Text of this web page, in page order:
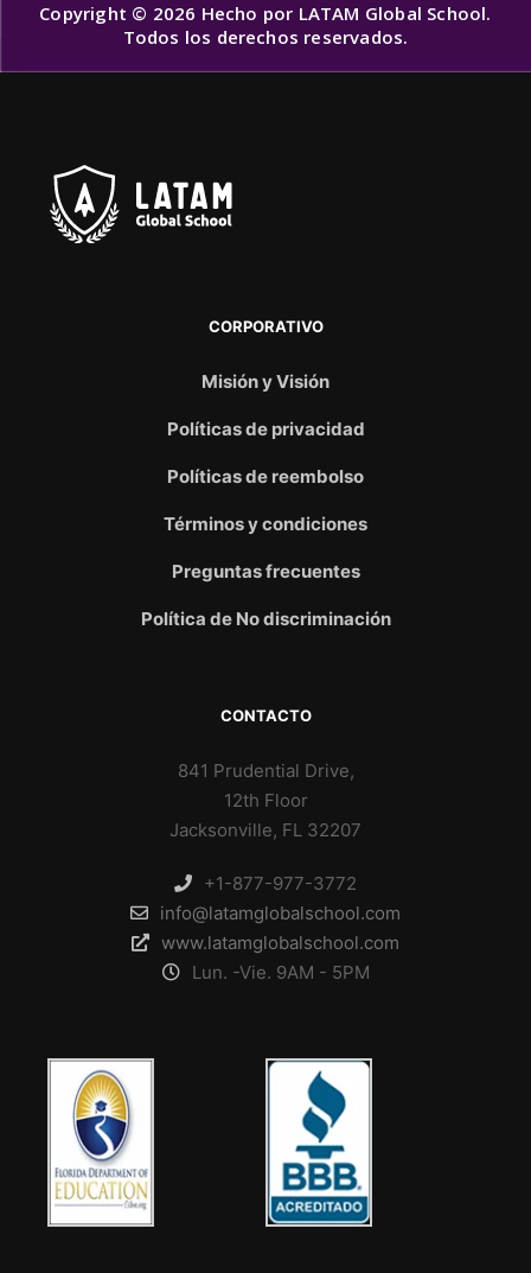
Copyright © 2026 Hecho por LATAM Global School.
Todos los derechos reservados.
CORPORATIVO
Misión y Visión
Políticas de privacidad
Políticas de reembolso
Términos y condiciones
Preguntas frecuentes
Política de No discriminación
CONTACTO
841 Prudential Drive,
12th Floor
Jacksonville, FL 32207
+1-877-977-3772
info@latamglobalschool.com
www.latamglobalschool.com
Lun. -Vie. 9AM - 5PM